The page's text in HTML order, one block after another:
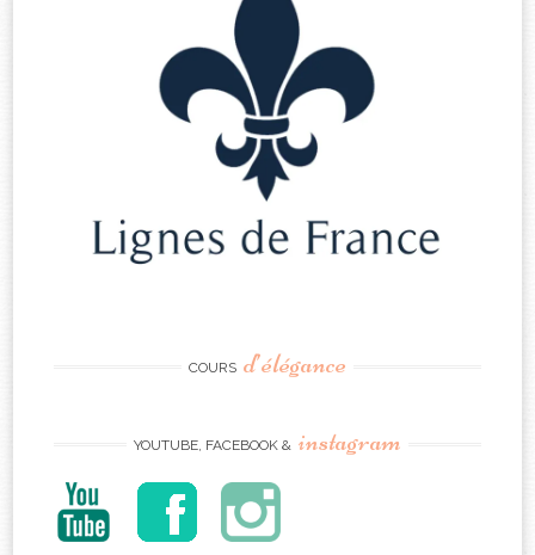
COURS d’élégance
YOUTUBE, FACEBOOK & instagram